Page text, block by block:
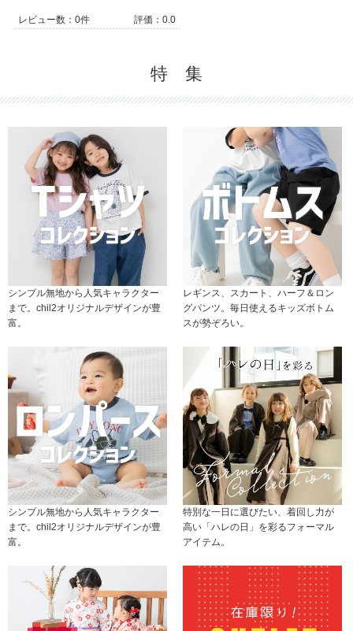
レビュー数：0件 評価：0.0
特 集
シンプル無地から人気キャラクター
まで。chil2オリジナルデザインが豊
富。
レギンス、スカート、ハーフ＆ロン
グパンツ。毎日使えるキッズボトム
スが勢ぞろい。
シンプル無地から人気キャラクター
まで。chil2オリジナルデザインが豊
富。
特別な一日に選びたい、着回し力が
高い「ハレの日」を彩るフォーマル
アイテム。